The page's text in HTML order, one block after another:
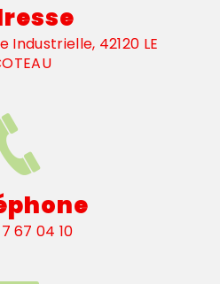
Industrielle, 42120 LE
67 04 10